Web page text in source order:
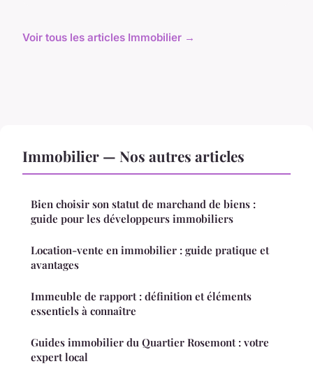
Voir tous les articles Immobilier →
Immobilier — Nos autres articles
Bien choisir son statut de marchand de biens :
guide pour les développeurs immobiliers
Location-vente en immobilier : guide pratique et
avantages
Immeuble de rapport : définition et éléments
essentiels à connaître
Guides immobilier du Quartier Rosemont : votre
expert local